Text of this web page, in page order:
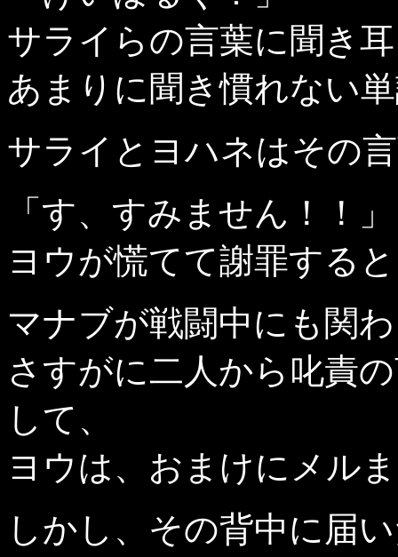
サライらの言葉に聞き
あまりに聞き慣れない
サライとヨハネはその
「す、すみません！！」
ヨウが慌てて謝罪する
マナブが戦闘中にも関
さすがに二人から叱責
して、
ヨウは、おまけにメル
しかし、その背中に届